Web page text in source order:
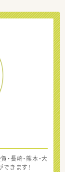
長崎・熊本・大
きます！